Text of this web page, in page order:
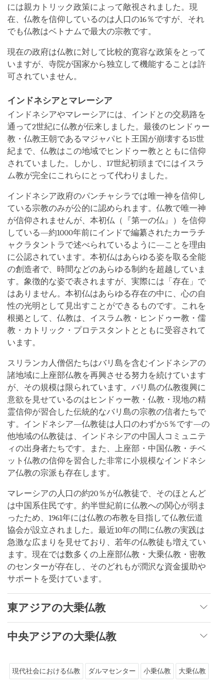
には親カトリック政策によって敵視されました。現
在、仏教を信仰しているのは人口の16％ですが、それ
でも仏教はベトナムで最大の宗教です。
現在の政府は仏教に対して比較的寛容な政策をとって
いますが、寺院が国家から独立して機能することは許
可されていません。
インドネシアとマレーシア
インドネシアやマレーシアには、インドとの交易路を
通って2世紀に仏教が伝来しました。最後のヒンドゥー
教・仏教王朝であるマジャパヒト王国が崩壊する15世
紀まで、仏教はこの地域でヒンドゥー教とともに信仰
されていました。しかし、17世紀初頭までにはイスラ
ム教が完全にこれらにとって代わりました。
インドネシア政府のパンチャシラでは唯一神を信仰し
ている宗教のみが公的に認められます。仏教で唯一神
が信仰されませんが、本初仏（『第一の仏』）を信仰
している―約1000年前にインドで編纂されたカーラチ
ャクラタントラで述べられているように―ことを理由
に公認されています。本初仏はあらゆる姿を取る全能
の創造者で、時間などのあらゆる制約を超越していま
す。象徴的な姿で表されますが、実際には「存在」で
はありません。本初仏はあらゆる存在の中に、心の自
性の光明として見出すことができるものです。これを
根拠として、仏教は、イスラム教・ヒンドゥー教・儒
教・カトリック・プロテスタントとともに受容されて
います。
スリランカ人僧侶たちはバリ島を含むインドネシアの
諸地域に上座部仏教を再興させる努力を続けています
が、その規模は限られています。バリ島の仏教復興に
意欲を見せているのはヒンドゥー教・仏教・現地の精
霊信仰が習合した伝統的なバリ島の宗教の信者たちで
す。インドネシア―仏教徒は人口のわずか5％です―の
他地域の仏教徒は、インドネシアの中国人コミュニテ
ィの出身者たちです。また、上座部・中国仏教・チベ
ット仏教の信仰を習合した非常に小規模なインドネシ
ア仏教の宗派も存在します。
マレーシアの人口の約20％が仏教徒で、そのほとんど
は中国系住民です。約半世紀前に仏教への関心が弱ま
ったため、1961年には仏教の布教を目指して仏教伝道
協会が設立されました。最近10年の間に仏教の実践は
急激な広まりを見せており、若年の仏教徒も増えてい
ます。現在では数多くの上座部仏教・大乗仏教・密教
のセンターが存在し、そのどれもが潤沢な資金援助や
サポートを受けています。
東アジアの大乗仏教
中央アジアの大乗仏教
現代社会における仏教 ダルマセンター 小乗仏教 大乗仏教